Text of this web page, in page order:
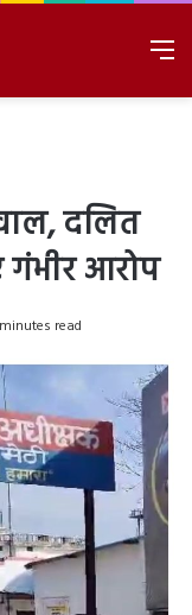
दलित
आरोप
read